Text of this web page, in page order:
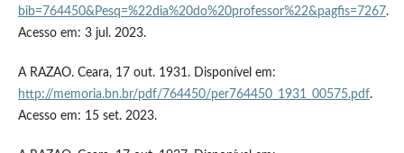
bib=764450&Pesq=%22dia%20do%20professor%22&pagfis=7267.
Acesso em: 3 jul. 2023.
A RAZAO. Ceara, 17 out. 1931. Disponível em:
http://memoria.bn.br/pdf/764450/per764450_1931_00575.pdf.
Acesso em: 15 set. 2023.